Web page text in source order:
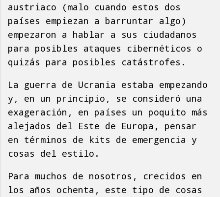
austriaco (malo cuando estos dos
países empiezan a barruntar algo)
empezaron a hablar a sus ciudadanos
para posibles ataques cibernéticos o
quizás para posibles catástrofes.
La guerra de Ucrania estaba empezando
y, en un principio, se consideró una
exageración, en países un poquito más
alejados del Este de Europa, pensar
en términos de kits de emergencia y
cosas del estilo.
Para muchos de nosotros, crecidos en
los años ochenta, este tipo de cosas